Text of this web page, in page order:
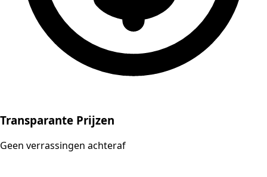
Transparante Prijzen
Geen verrassingen achteraf